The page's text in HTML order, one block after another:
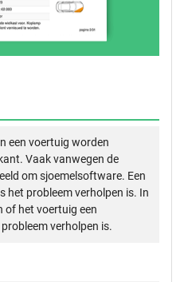
een voertuig worden
Vaak vanwegen de
om sjoemelsoftware. Een
het probleem verholpen is. In
of het voertuig een
verholpen is.